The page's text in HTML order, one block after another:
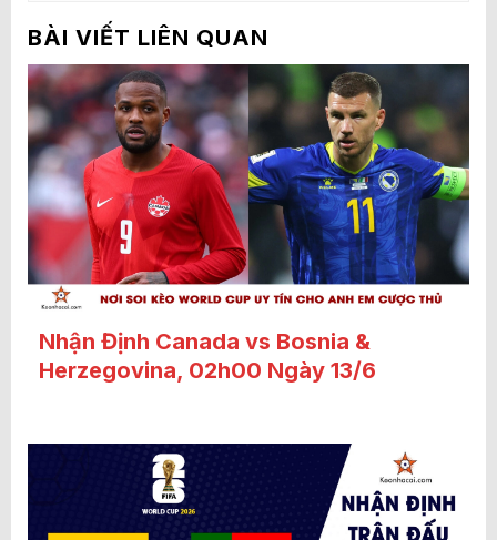
BÀI VIẾT LIÊN QUAN
Nhận Định Canada vs Bosnia &
Herzegovina, 02h00 Ngày 13/6